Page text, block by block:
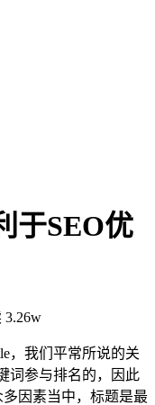
于SEO优
3.26w
，我们平常所说的关
词参与排名的，因此
因素当中，标题是最